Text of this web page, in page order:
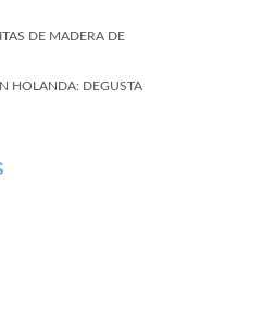
DE MADERA DE
HOLANDA: DEGUSTA